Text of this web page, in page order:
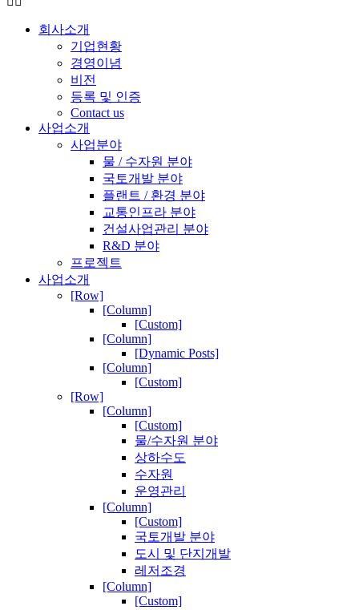
회사소개
기업현황
경영이념
비전
등록 및 인증
Contact us
사업소개
사업분야
물 / 수자원 분야
국토개발 분야
플랜트 / 환경 분야
교통인프라 분야
건설사업관리 분야
R&D 분야
프로젝트
사업소개
[Row]
[Column]
[Custom]
[Column]
[Dynamic Posts]
[Column]
[Custom]
[Row]
[Column]
[Custom]
물/수자원 분야
상하수도
수자원
운영관리
[Column]
[Custom]
국토개발 분야
도시 및 단지개발
레저조경
[Column]
[Custom]